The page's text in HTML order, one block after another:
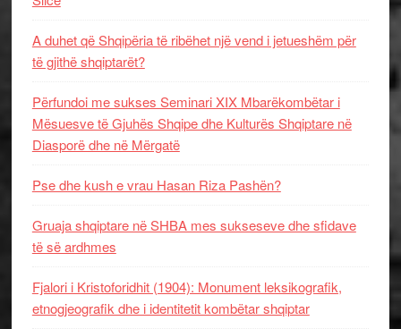
A duhet që Shqipëria të ribëhet një vend i jetueshëm për
të gjithë shqiptarët?
Përfundoi me sukses Seminari XIX Mbarëkombëtar i
Mësuesve të Gjuhës Shqipe dhe Kulturës Shqiptare në
Diasporë dhe në Mërgatë
Pse dhe kush e vrau Hasan Riza Pashën?
Gruaja shqiptare në SHBA mes sukseseve dhe sfidave
të së ardhmes
Fjalori i Kristoforidhit (1904): Monument leksikografik,
etnogjeografik dhe i identitetit kombëtar shqiptar